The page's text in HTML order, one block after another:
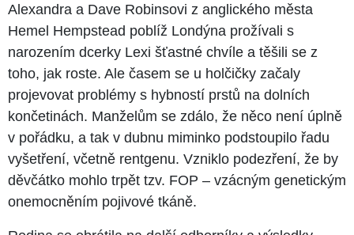
Alexandra a Dave Robinsovi z anglického města
Hemel Hempstead poblíž Londýna prožívali s
narozením dcerky Lexi šťastné chvíle a těšili se z
toho, jak roste. Ale časem se u holčičky začaly
projevovat problémy s hybností prstů na dolních
končetinách. Manželům se zdálo, že něco není úplně
v pořádku, a tak v dubnu miminko podstoupilo řadu
vyšetření, včetně rentgenu. Vzniklo podezření, že by
děvčátko mohlo trpět tzv. FOP – vzácným genetickým
onemocněním pojivové tkáně.